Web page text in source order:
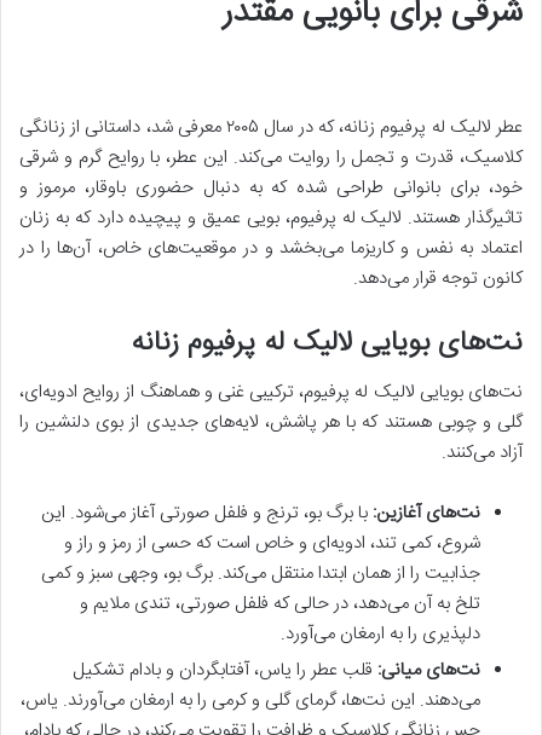
شرقی برای بانویی مقتدر
عطر لالیک له پرفیوم زنانه، که در سال ۲۰۰۵ معرفی شد، داستانی از زنانگی
کلاسیک، قدرت و تجمل را روایت می‌کند. این عطر، با روایح گرم و شرقی
خود، برای بانوانی طراحی شده که به دنبال حضوری باوقار، مرموز و
تاثیرگذار هستند. لالیک له پرفیوم، بویی عمیق و پیچیده دارد که به زنان
اعتماد به نفس و کاریزما می‌بخشد و در موقعیت‌های خاص، آن‌ها را در
کانون توجه قرار می‌دهد.
نت‌های بویایی لالیک له پرفیوم زنانه
نت‌های بویایی لالیک له پرفیوم، ترکیبی غنی و هماهنگ از روایح ادویه‌ای،
گلی و چوبی هستند که با هر پاشش، لایه‌های جدیدی از بوی دلنشین را
آزاد می‌کنند.
نت‌های آغازین: با برگ بو، ترنج و فلفل صورتی آغاز می‌شود. این
شروع، کمی تند، ادویه‌ای و خاص است که حسی از رمز و راز و
جذابیت را از همان ابتدا منتقل می‌کند. برگ بو، وجهی سبز و کمی
تلخ به آن می‌دهد، در حالی که فلفل صورتی، تندی ملایم و
دلپذیری را به ارمغان می‌آورد.
نت‌های میانی: قلب عطر را یاس، آفتابگردان و بادام تشکیل
می‌دهند. این نت‌ها، گرمای گلی و کرمی را به ارمغان می‌آورند. یاس،